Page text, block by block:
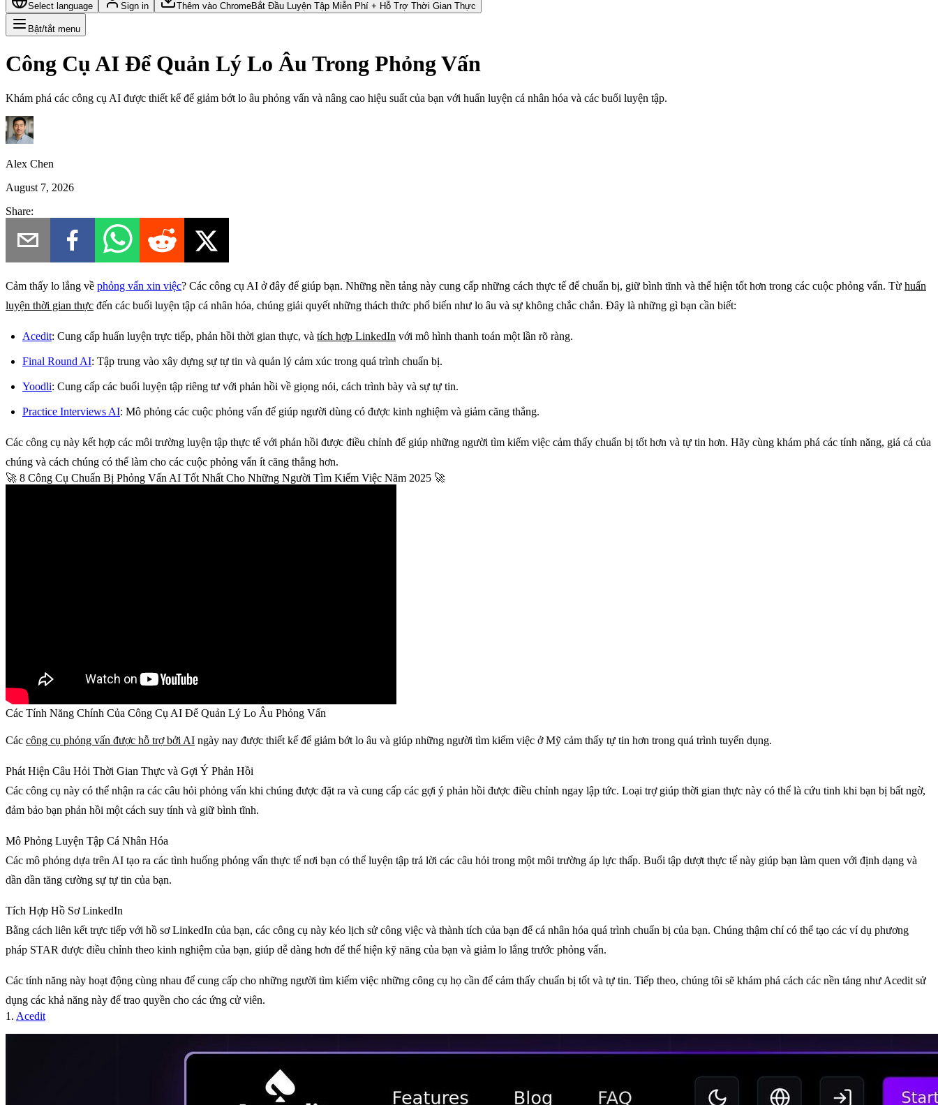
Select language Sign in Thêm vào ChromeBắt Đầu Luyện Tập Miễn Phí + Hỗ Trợ Thời Gian Thực
Bật/tắt menu
Công Cụ AI Để Quản Lý Lo Âu Trong Phỏng Vấn
Khám phá các công cụ AI được thiết kế để giảm bớt lo âu phỏng vấn và nâng cao hiệu suất của bạn với huấn luyện cá nhân hóa và các buổi luyện tập.
Alex Chen
August 7, 2026
Share:
Cảm thấy lo lắng về phỏng vấn xin việc? Các công cụ AI ở đây để giúp bạn. Những nền tảng này cung cấp những cách thực tế để chuẩn bị, giữ bình tĩnh và thể hiện tốt hơn trong các cuộc phỏng vấn. Từ huấn
luyện thời gian thực đến các buổi luyện tập cá nhân hóa, chúng giải quyết những thách thức phổ biến như lo âu và sự không chắc chắn. Đây là những gì bạn cần biết:
Acedit: Cung cấp huấn luyện trực tiếp, phản hồi thời gian thực, và tích hợp LinkedIn với mô hình thanh toán một lần rõ ràng.
Final Round AI: Tập trung vào xây dựng sự tự tin và quản lý cảm xúc trong quá trình chuẩn bị.
Yoodli: Cung cấp các buổi luyện tập riêng tư với phản hồi về giọng nói, cách trình bày và sự tự tin.
Practice Interviews AI: Mô phỏng các cuộc phỏng vấn để giúp người dùng có được kinh nghiệm và giảm căng thẳng.
Các công cụ này kết hợp các môi trường luyện tập thực tế với phản hồi được điều chỉnh để giúp những người tìm kiếm việc cảm thấy chuẩn bị tốt hơn và tự tin hơn. Hãy cùng khám phá các tính năng, giá cả của
chúng và cách chúng có thể làm cho các cuộc phỏng vấn ít căng thẳng hơn.
🚀 8 Công Cụ Chuẩn Bị Phỏng Vấn AI Tốt Nhất Cho Những Người Tìm Kiếm Việc Năm 2025 🚀
Các Tính Năng Chính Của Công Cụ AI Để Quản Lý Lo Âu Phỏng Vấn
Các công cụ phỏng vấn được hỗ trợ bởi AI ngày nay được thiết kế để giảm bớt lo âu và giúp những người tìm kiếm việc ở Mỹ cảm thấy tự tin hơn trong quá trình tuyển dụng.
Phát Hiện Câu Hỏi Thời Gian Thực và Gợi Ý Phản Hồi
Các công cụ này có thể nhận ra các câu hỏi phỏng vấn khi chúng được đặt ra và cung cấp các gợi ý phản hồi được điều chỉnh ngay lập tức. Loại trợ giúp thời gian thực này có thể là cứu tinh khi bạn bị bất ngờ,
đảm bảo bạn phản hồi một cách suy tính và giữ bình tĩnh.
Mô Phỏng Luyện Tập Cá Nhân Hóa
Các mô phỏng dựa trên AI tạo ra các tình huống phỏng vấn thực tế nơi bạn có thể luyện tập trả lời các câu hỏi trong một môi trường áp lực thấp. Buổi tập dượt thực tế này giúp bạn làm quen với định dạng và
dần dần tăng cường sự tự tin của bạn.
Tích Hợp Hồ Sơ LinkedIn
Bằng cách liên kết trực tiếp với hồ sơ LinkedIn của bạn, các công cụ này kéo lịch sử công việc và thành tích của bạn để cá nhân hóa quá trình chuẩn bị của bạn. Chúng thậm chí có thể tạo các ví dụ phương
pháp STAR được điều chỉnh theo kinh nghiệm của bạn, giúp dễ dàng hơn để thể hiện kỹ năng của bạn và giảm lo lắng trước phỏng vấn.
Các tính năng này hoạt động cùng nhau để cung cấp cho những người tìm kiếm việc những công cụ họ cần để cảm thấy chuẩn bị tốt và tự tin. Tiếp theo, chúng tôi sẽ khám phá cách các nền tảng như Acedit sử
dụng các khả năng này để trao quyền cho các ứng cử viên.
1. Acedit